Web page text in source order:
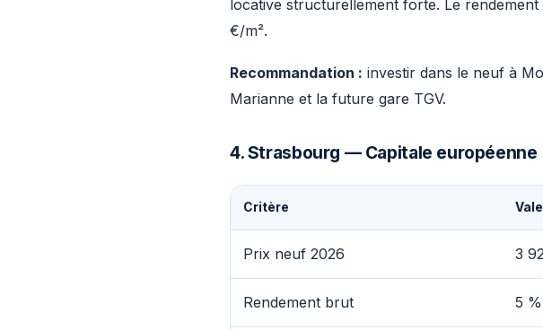
locative structurellement forte. Le
€/m².
Recommandation : investir dans le neuf à
Marianne et la future gare TGV.
4. Strasbourg — Capitale européenne
Critère
Prix neuf 2026 3
Rendement brut 5